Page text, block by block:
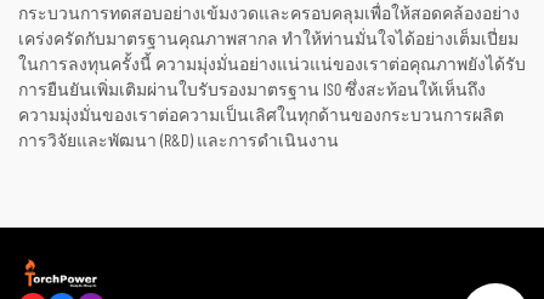
กระบวนการทดสอบอย่างเข้มงวดและครอบคลุมเพื่อให้สอดคล้องอย่าง
เคร่งครัดกับมาตรฐานคุณภาพสากล ทำให้ท่านมั่นใจได้อย่างเต็มเปี่ยม
ในการลงทุนครั้งนี้ ความมุ่งมั่นอย่างแน่วแน่ของเราต่อคุณภาพยังได้รับ
การยืนยันเพิ่มเติมผ่านใบรับรองมาตรฐาน ISO ซึ่งสะท้อนให้เห็นถึง
ความมุ่งมั่นของเราต่อความเป็นเลิศในทุกด้านของกระบวนการผลิต
การวิจัยและพัฒนา (R&D) และการดำเนินงาน